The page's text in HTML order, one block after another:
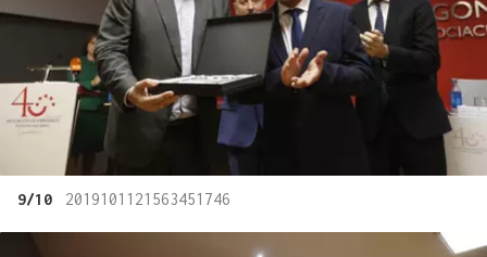
9/10 2019101121563451746